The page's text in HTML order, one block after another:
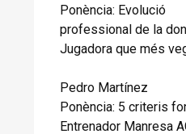
Ponència: Evolució
professional de la
Jugadora que més
Pedro Martínez
Ponència: 5 criteris
Entrenador Manresa